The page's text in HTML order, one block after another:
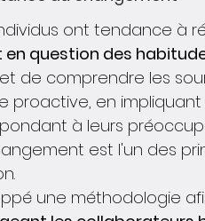
ont tendance à
question des
de comprendre les
proactive, en
à leurs
est l'un des
une méthodologie